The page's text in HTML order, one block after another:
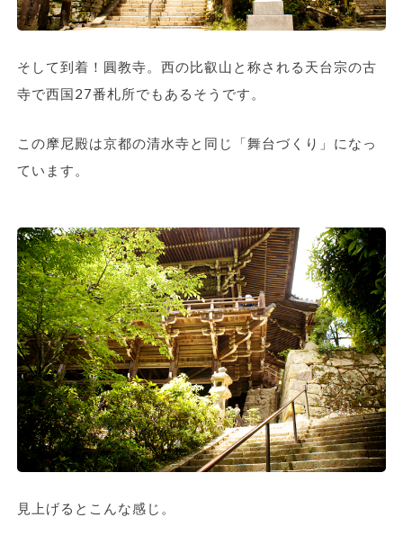
そして到着！圓教寺。西の比叡山と称される天台宗の古
寺で西国27番札所でもあるそうです。
この摩尼殿は京都の清水寺と同じ「舞台づくり」になっ
ています。
見上げるとこんな感じ。